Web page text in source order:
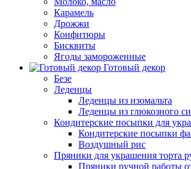
Карамель
Дрожжи
Конфитюры
Бисквиты
Ягоды замороженные
Готовый декор
Безе
Леденцы
Леденцы из изомальта
Леденцы из глюкозного
Кондитерские посыпки для
Кондитерские посыпки
Воздушный рис
Пряники для украшения торта
Пряники ручной работы